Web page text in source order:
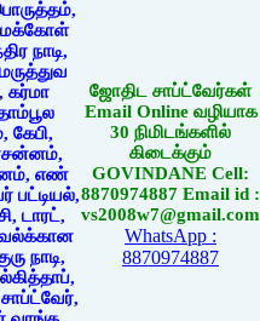
ஜோதிட சாப்ட்வேர்கள்
Email Online வழியாக
30 நிமிடங்களில்
கிடைக்கும்
GOVINDANE Cell:
8870974887 Email id :
vs2008w7@gmail.com
WhatsApp :
8870974887